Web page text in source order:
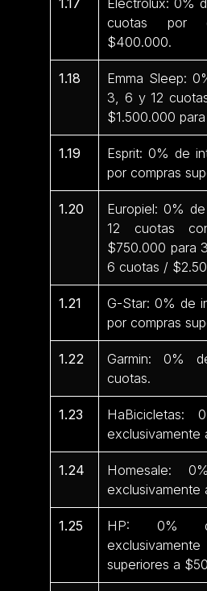
cuotas por
$400.000.
1.18
Emma Sleep:
3, 6 y 12
$1.500.000
1.19
Esprit: 0% de
por compras
1.20
Europiel: 0%
12 cuotas
$750.000 para
6 cuotas /
1.21
G-Star: 0% de
por compras
1.22
Garmin: 0%
cuotas.
1.23
HaBicicletas:
exclusivamente
1.24
Homesale:
exclusivamente
1.25
HP: 0%
superiores a